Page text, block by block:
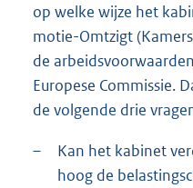
op welke wijze het
motie-Omtzigt
de
Europese Commissie.
de volgende drie
–
Kan het kabinet
hoog de